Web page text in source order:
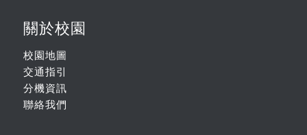
關於校園
校園地圖
交通指引
分機資訊
聯絡我們